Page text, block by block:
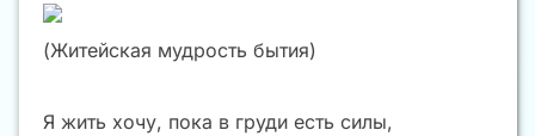
(Житейская мудрость бытия)
Я жить хочу, пока в груди есть силы,